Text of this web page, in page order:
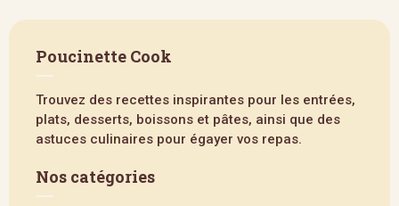
Poucinette Cook
Trouvez des recettes inspirantes pour les entrées,
plats, desserts, boissons et pâtes, ainsi que des
astuces culinaires pour égayer vos repas.
Nos catégories